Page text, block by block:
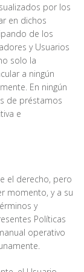
por los
en dichos
de los
y Usuarios
solo la
a ningún
En ningún
de préstamos
e
el derecho, pero
momento, y a su
y
Políticas
operativo